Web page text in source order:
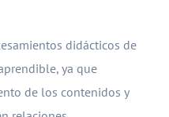
didácticos de
ya que
de los contenidos y